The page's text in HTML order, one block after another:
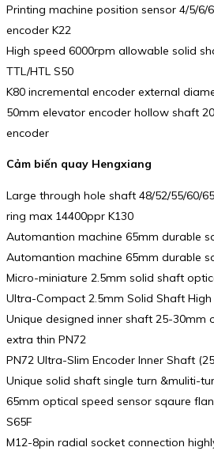
Printing machine position sensor 4/5/6/
encoder K22
High speed 6000rpm allowable solid
TTL/HTL S50
K80 incremental encoder external
50mm elevator encoder hollow shaft
encoder
Cảm biến quay Hengxiang
Large through hole shaft 48/52/55/60/
ring max 14400ppr K130
Automantion machine 65mm durable
Automantion machine 65mm durable
Micro-miniature 2.5mm solid shaft
Ultra-Compact 2.5mm Solid Shaft High
Unique designed inner shaft 25-30mm
extra thin PN72
PN72 Ultra-Slim Encoder Inner Shaft
Unique solid shaft single turn &muliti-
65mm optical speed sensor sqaure
S65F
M12-8pin radial socket connection